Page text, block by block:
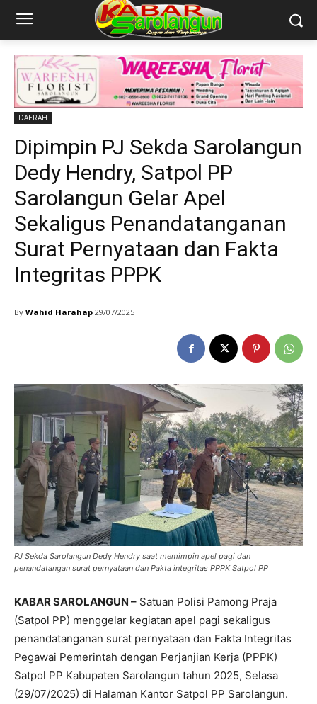
DAERAH
Dipimpin PJ Sekda Sarolangun
Dedy Hendry, Satpol PP
Sarolangun Gelar Apel
Sekaligus Penandatanganan
Surat Pernyataan dan Fakta
Integritas PPPK
By Wahid Harahap 29/07/2025
PJ Sekda Sarolangun Dedy Hendry saat memimpin apel pagi dan
penandatangan surat pernyataan dan Pakta integritas PPPK Satpol PP
KABAR SAROLANGUN – Satuan Polisi Pamong Praja
(Satpol PP) menggelar kegiatan apel pagi sekaligus
penandatanganan surat pernyataan dan Fakta Integritas
Pegawai Pemerintah dengan Perjanjian Kerja (PPPK)
Satpol PP Kabupaten Sarolangun tahun 2025, Selasa
(29/07/2025) di Halaman Kantor Satpol PP Sarolangun.